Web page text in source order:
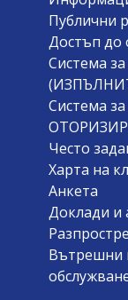
Публични
Достъп до
Система
Система
Често
Харта на
Анкета
Доклади и
Вътрешни